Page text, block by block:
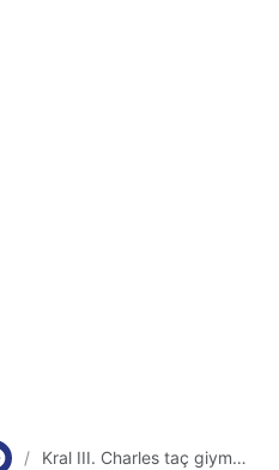
Kral III. Charles taç giyme